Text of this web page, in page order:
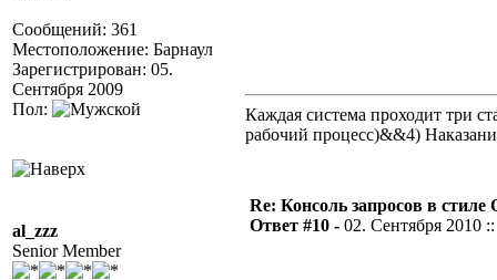
Сообщений: 361
Местоположение: Барнаул
Зарегистрирован: 05.
Сентября 2009
Пол:
Каждая система проходит три
рабочий процесс)&&4)
al_zzz
Senior Member
Re: Консоль запросов в стиле
Ответ #10 - 02. Сентября 2010